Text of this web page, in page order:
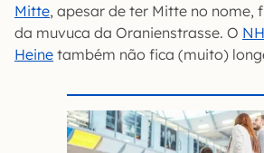
Mitte, apesar de ter Mitte no nome,
da muvuca da Oranienstrasse. O
Heine também não fica (muito)